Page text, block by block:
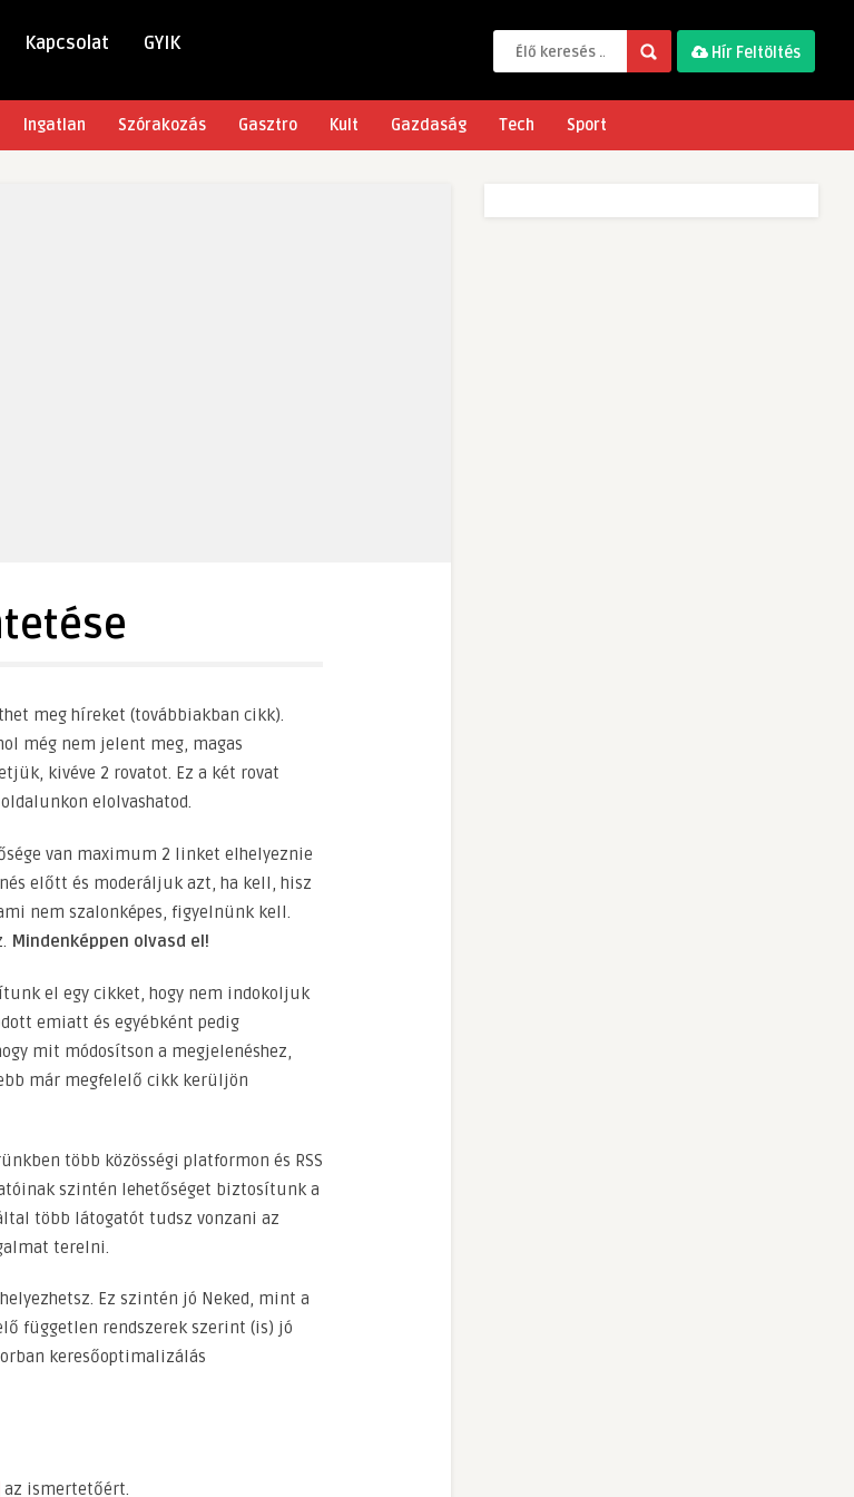
Kapcsolat GYIK Hír Feltöltés
Ingatlan Szórakozás Gasztro Kult Gazdaság Tech Sport
meg híreket (továbbiakban cikk).
még nem jelent meg, magas
kivéve 2 rovatot. Ez a két rovat
oldalunkon elolvashatod.
van maximum 2 linket elhelyeznie
előtt és moderáljuk azt, ha kell, hisz
nem szalonképes, figyelnünk kell.
Mindenképpen olvasd el!
el egy cikket, hogy nem indokoljuk
emiatt és egyébként pedig
mit módosítson a megjelenéshez,
már megfelelő cikk kerüljön
több közösségi platformon és RSS
szintén lehetőséget biztosítunk a
több látogatót tudsz vonzani az
terelni.
Ez szintén jó Neked, mint a
független rendszerek szerint (is) jó
keresőoptimalizálás
az ismertetőért.